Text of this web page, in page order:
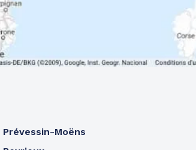
Prévessin-Moëns